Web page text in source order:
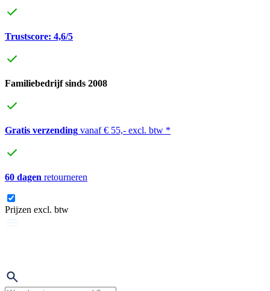
Trustscore: 4,6/5
Familiebedrijf sinds 2008
Gratis verzending vanaf € 55,- excl. btw *
60 dagen retourneren
Prijzen excl. btw